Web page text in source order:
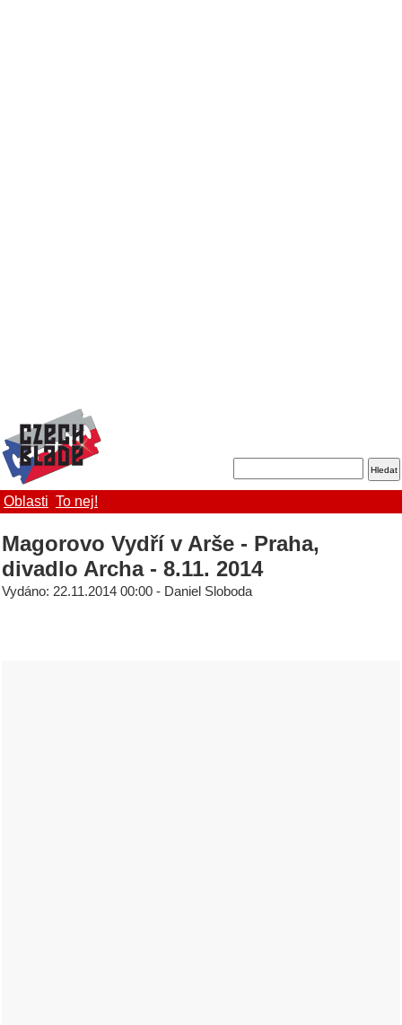
Oblasti To nej!
Magorovo Vydří v Arše - Praha,
divadlo Archa - 8.11. 2014
Vydáno: 22.11.2014 00:00 - Daniel Sloboda